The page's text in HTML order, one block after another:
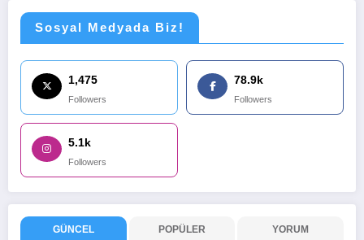
Sosyal Medyada Biz!
1,475
Followers
78.9k
Followers
5.1k
Followers
GÜNCEL POPÜLER YORUM